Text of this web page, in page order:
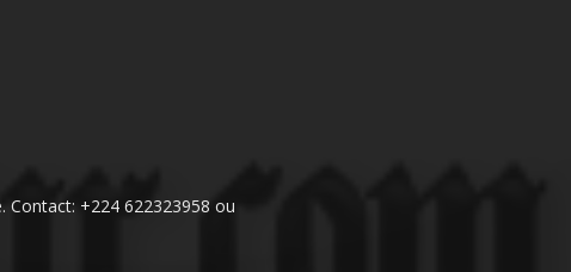
+224 622323958 ou